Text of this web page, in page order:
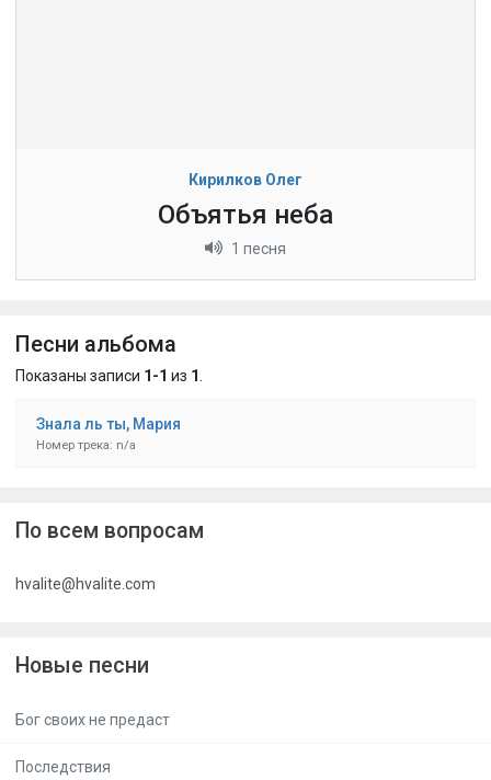
Кирилков Олег
Объятья неба
1 песня
Песни альбома
Показаны записи 1-1 из 1
Знала ль ты, Мария
Номер трека: n/a
По всем вопросам
hvalite@hvalite.com
Новые песни
Бог своих не предаст
Последствия